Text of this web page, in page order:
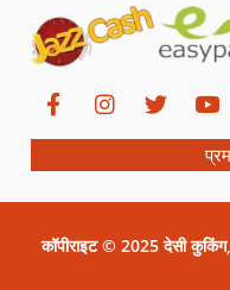
कॉपीराइट © 2025 देसी कुकिंग,